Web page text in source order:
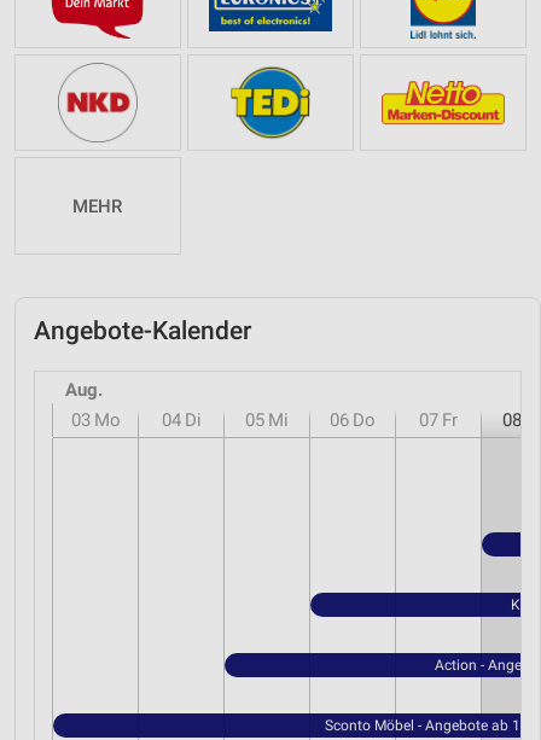
MEHR
Angebote-Kalender
Aug.
03 Mo 04 Di 05 Mi 06 Do 07 Fr 08
Action -
Sconto Möbel - Angebote ab